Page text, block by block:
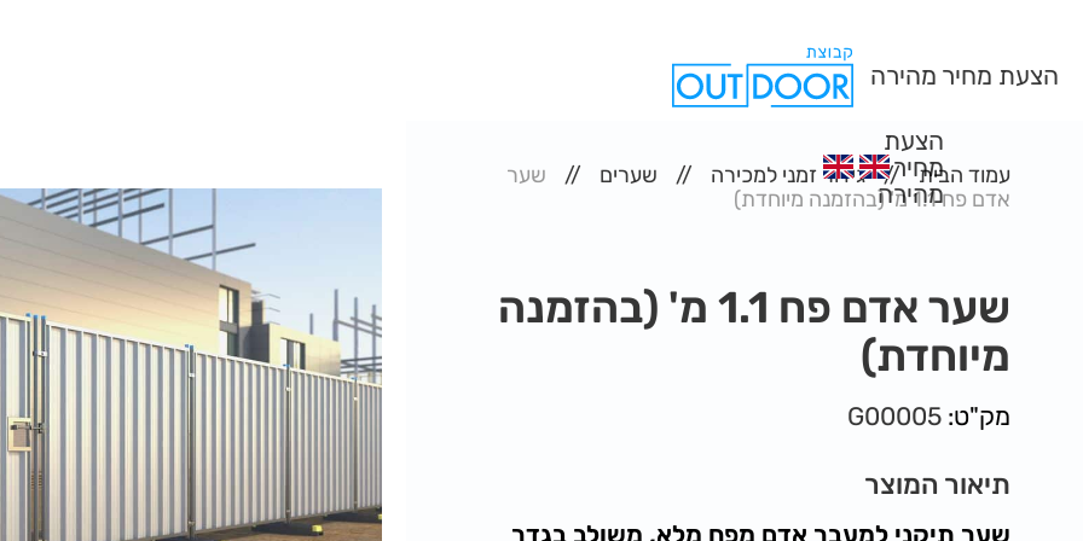
הצעת מחיר מהירה
הצעת
מחיר
מהירה
עמוד הבית גידור זמני למכירה שערים
שער
אדם פח 1.1 מ' (בהזמנה מיוחדת)
שער אדם פח 1.1 מ' (בהזמנה
מיוחדת)
מק"ט: G00005
תיאור המוצר
שער תיקני למעבר אדם מפח מלא, משולב בגדר